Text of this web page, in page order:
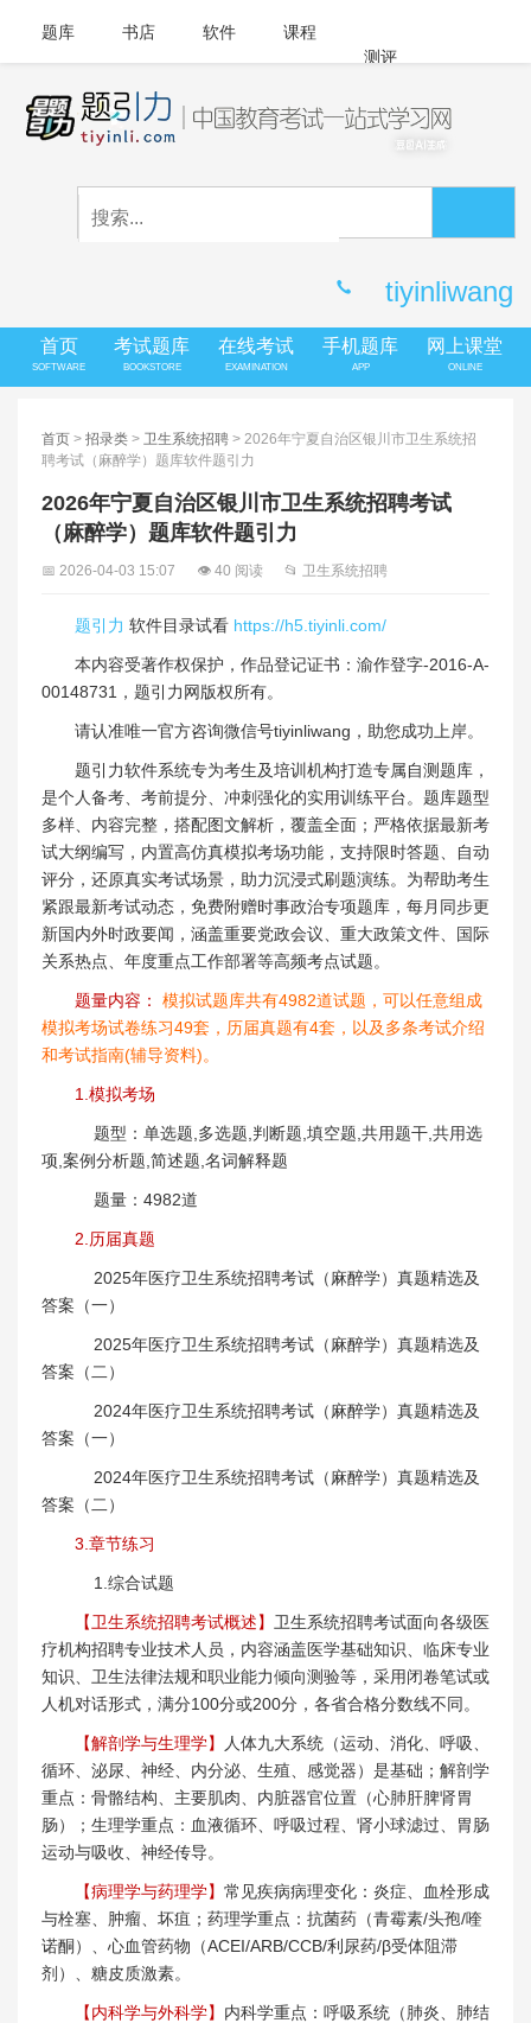
题库 书店 软件
课程
测评
APP下载
tiyinliwang
首页
SOFTWARE
考试题库
BOOKSTORE
在线考试
EXAMINATION
手机题库
APP
网上课堂
ONLINE
首页 > 招录类 > 卫生系统招聘 > 2026年宁夏自治区银川市卫生系统招
聘考试（麻醉学）题库软件题引力
2026年宁夏自治区银川市卫生系统招聘考试
（麻醉学）题库软件题引力
📅 2026-04-03 15:07 👁 40 阅读 📂 卫生系统招聘
题引力 软件目录试看 https://h5.tiyinli.com/
本内容受著作权保护，作品登记证书：渝作登字-2016-A-
00148731，题引力网版权所有。
请认准唯一官方咨询微信号tiyinliwang，助您成功上岸。
题引力软件系统专为考生及培训机构打造专属自测题库，
是个人备考、考前提分、冲刺强化的实用训练平台。题库题型
多样、内容完整，搭配图文解析，覆盖全面；严格依据最新考
试大纲编写，内置高仿真模拟考场功能，支持限时答题、自动
评分，还原真实考试场景，助力沉浸式刷题演练。为帮助考生
紧跟最新考试动态，免费附赠时事政治专项题库，每月同步更
新国内外时政要闻，涵盖重要党政会议、重大政策文件、国际
关系热点、年度重点工作部署等高频考点试题。
题量内容： 模拟试题库共有4982道试题，可以任意组成
模拟考场试卷练习49套，历届真题有4套，以及多条考试介绍
和考试指南(辅导资料)。
1.模拟考场
题型：单选题,多选题,判断题,填空题,共用题干,共用选
项,案例分析题,简述题,名词解释题
题量：4982道
2.历届真题
2025年医疗卫生系统招聘考试（麻醉学）真题精选及
答案（一）
2025年医疗卫生系统招聘考试（麻醉学）真题精选及
答案（二）
2024年医疗卫生系统招聘考试（麻醉学）真题精选及
答案（一）
2024年医疗卫生系统招聘考试（麻醉学）真题精选及
答案（二）
3.章节练习
1.综合试题
【卫生系统招聘考试概述】 卫生系统招聘考试面向各级医
疗机构招聘专业技术人员，内容涵盖医学基础知识、临床专业
知识、卫生法律法规和职业能力倾向测验等，采用闭卷笔试或
人机对话形式，满分100分或200分，各省合格分数线不同。
【解剖学与生理学】
人体九大系统（运动、消化、呼吸、
循环、泌尿、神经、内分泌、生殖、感觉器）是基础；解剖学
重点：骨骼结构、主要肌肉、内脏器官位置（心肺肝脾肾胃
肠）；生理学重点：血液循环、呼吸过程、肾小球滤过、胃肠
运动与吸收、神经传导。
【病理学与药理学】 常见疾病病理变化：炎症、血栓形成
与栓塞、肿瘤、坏疽；药理学重点：抗菌药（青霉素/头孢/喹
诺酮）、心血管药物（ACEI/ARB/CCB/利尿药/β受体阻滞
剂）、糖皮质激素。
【内科学与外科学】 内科学重点：呼吸系统（肺炎、肺结